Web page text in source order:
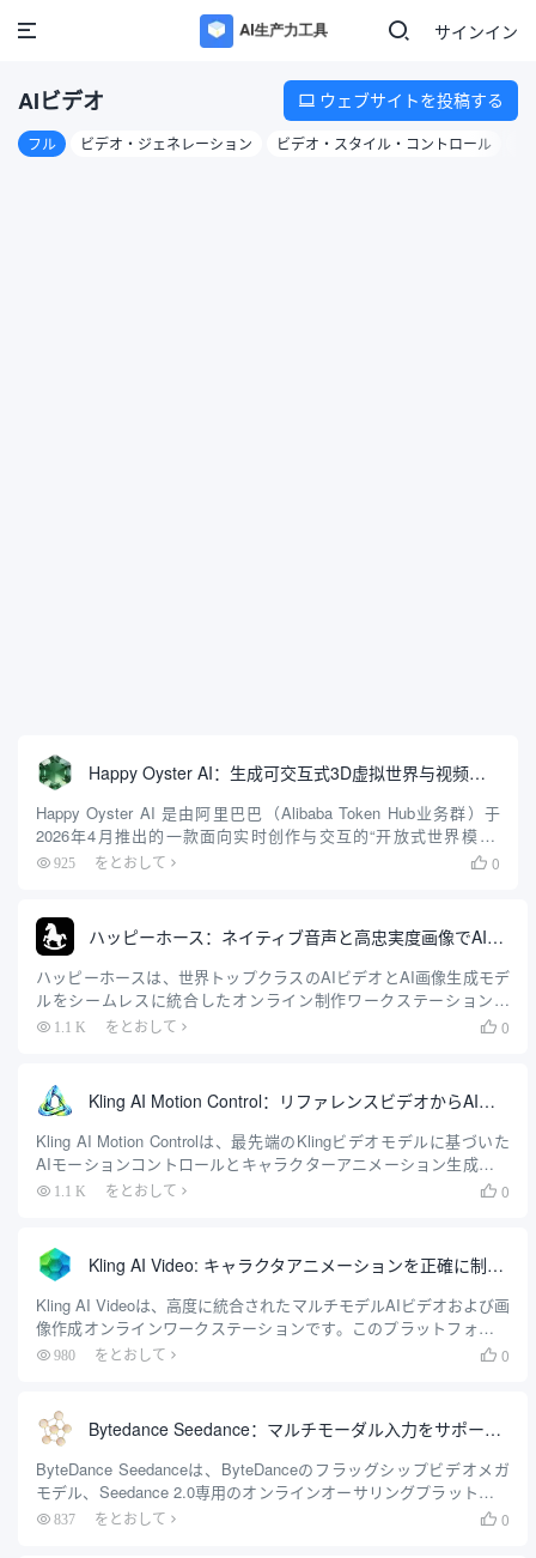
サインイン
AIビデオ
フル ビデオ・ジェネレーション ビデオ・スタイル・コントロール
 ウェブサイトを投稿する
Happy Oyster AI：生成可交互式3D虚拟世界与视频的大模型
Happy Oyster AI 是由阿里巴巴（Alibaba Token Hub业务群）于
2026年4月推出的一款面向实时创作与交互的“开放式世界模型”
（Open-Ended World Model）。不同于传统AI视频工具“单次输入提
925 をとおして  0
ハッピーホース：ネイティブ音声と高忠実度画像でAI動画を生成するオンラインツール
ハッピーホースは、世界トップクラスのAIビデオとAI画像生成モデ
ルをシームレスに統合したオンライン制作ワークステーションで
す。100億のパラメーターを持つTransformerアーキテクチャ・モデ
像に基づいて映画のようなビデオを生成できるだけでなく、...
1.1 K をとおして  0
Kling AI Motion Control：リファレンスビデオからAIキャラクターのモーションを生成するビデオツール
Kling AI Motion Controlは、最先端のKlingビデオモデルに基づいた
AIモーションコントロールとキャラクターアニメーション生成のた
めのクラウドベースのツールです。このプラットフォームの中核機
ことで、AI...
1.1 K をとおして  0
Kling AI Video: キャラクタアニメーションを正確に制御し、ショートビデオのグラフィック生成をサポートする包括的なAIツール。
Kling AI Videoは、高度に統合されたマルチモデルAIビデオおよび画
像作成オンラインワークステーションです。このプラットフォーム
は、先進的なDiTアーキテクチャと3D VAE空間モデリング技術によ
980 をとおして  0
Bytedance Seedance：マルチモーダル入力をサポートし、ネイティブ音声付きのビデオを生成するツール
ByteDance Seedanceは、ByteDanceのフラッグシップビデオメガ
モデル、Seedance 2.0専用のオンラインオーサリングプラットフォ
ームです。Seedance 2.0は、ダブルブランチディフュージョントラ
837 をとおして  0